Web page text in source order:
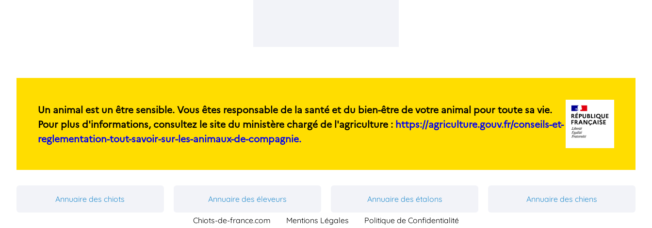
Un animal est un être sensible. Vous êtes responsable de la santé et du bien-être de votre animal pour toute sa vie.
Pour plus d'informations, consultez le site du ministère chargé de l'agriculture : https://agriculture.gouv.fr/conseils-et-
reglementation-tout-savoir-sur-les-animaux-de-compagnie.
Annuaire des chiots Annuaire des éleveurs Annuaire des étalons Annuaire des chiens
Chiots-de-france.com Mentions Légales Politique de Confidentialité